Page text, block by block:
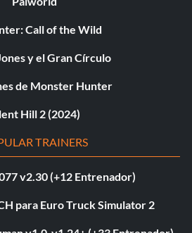
Call of the Wild
y el Gran Círculo
de Monster Hunter
Hill 2 (2024)
TRAINERS
v2.30 (+12 Entrenador)
para Euro Truck Simulator 2